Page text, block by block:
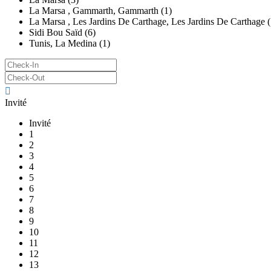
La Marsa , Gammarth, Gammarth (1)
La Marsa , Les Jardins De Carthage, Les Jardins De Carthage
Sidi Bou Saïd (6)
Tunis, La Medina (1)
Invité
Invité
1
2
3
4
5
6
7
8
9
10
11
12
13